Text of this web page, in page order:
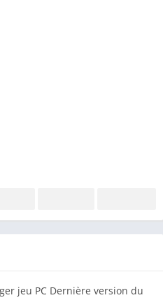
jeu PC Dernière version du